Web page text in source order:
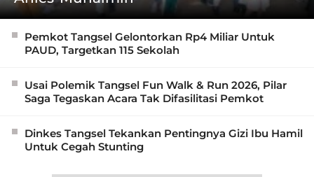
Pemkot Tangsel Gelontorkan Rp4 Miliar Untuk
PAUD, Targetkan 115 Sekolah
Usai Polemik Tangsel Fun Walk & Run 2026, Pilar
Saga Tegaskan Acara Tak Difasilitasi Pemkot
Dinkes Tangsel Tekankan Pentingnya Gizi Ibu Hamil
Untuk Cegah Stunting